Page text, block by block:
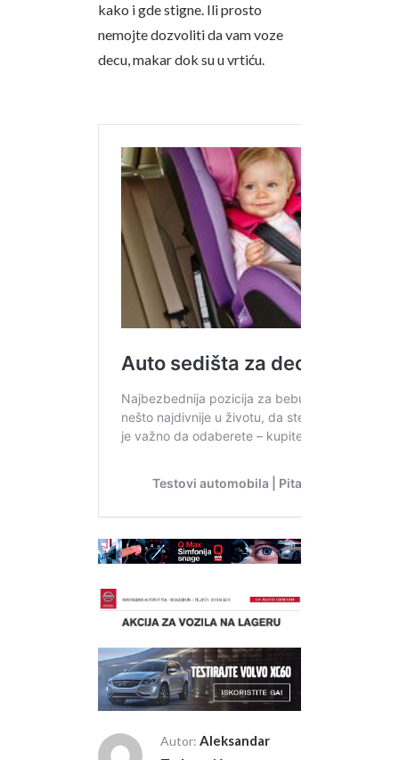
kako i gde stigne. Ili prosto
nemojte dozvoliti da vam voze
decu, makar dok su u vrtiću.
Autor: Aleksandar